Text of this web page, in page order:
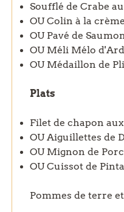
Soufflé de Crabe
OU Colin à la
OU Pavé de
OU Méli Mélo
OU Médaillon de
Plats
Filet de chapon
OU Aiguillettes de
OU Mignon de
OU Cuissot de
Pommes de terre